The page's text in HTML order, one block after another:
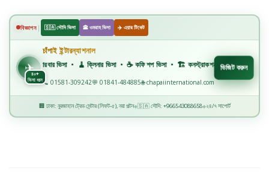
বিজ্ঞাপন | 🇸🇦 সৌদি ভিসা 🕋 ওমরাহ ভিসা ✈️ এয়ার টিকেট
✈৪০+
ভিসা ধরন
চাঁপাই ইন্টারন্যাশনাল
💈 বারবার ভিসা • 🧹 ক্লিনার ভিসা • ☕ কফি শপ ভিসা • 🏗️ কনস্ট্রাকশন ভিসা • 🏭 ফ্যাক্টরি
📞 01581-309242💬 01841-484885🌐 chapaiinternational.com
ভিজিট করুন
🏢 ঢাকা: নুরজাহান ট্রেড সেন্টার (লিফট-৫), নয়া পল্টন◆🇸🇦 সৌদি: +966543088658◆২৪/৭ সাপোর্ট
✈️